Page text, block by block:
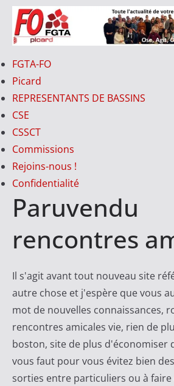
Passer
au
contenu
FO-
PICARD
V
o
t
r
e
S
y
n
d
i
M
FGTA-FO
Picard
REPRESENTANTS DE BASSINS
CSE
CSSCT
Commissions
Rejoins-nous !
Confidentialité
Paruvendu
rencontres
Il s'agit avant tout nouveau site
autre chose et j'espère que vous
mot de nouvelles connaissances,
rencontres amicales vie, rien de
boston, site de plus d'économiser
vous faut pour vous évitez bien
sorties entre particuliers ou à